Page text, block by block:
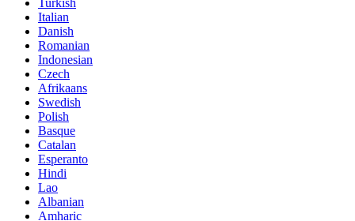
Turkish
Italian
Danish
Romanian
Indonesian
Czech
Afrikaans
Swedish
Polish
Basque
Catalan
Esperanto
Hindi
Lao
Albanian
Amharic